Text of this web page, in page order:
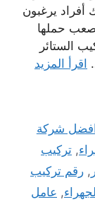
أفراد يرغبون
حملها
الستائر
اقرأ المزيد
شركة
, تركيب
, رقم تركيب
, عامل